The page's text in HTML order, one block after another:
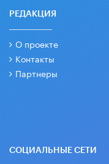
РЕДАКЦИЯ
О проекте
Контакты
Партнеры
СОЦИАЛЬНЫЕ СЕТИ